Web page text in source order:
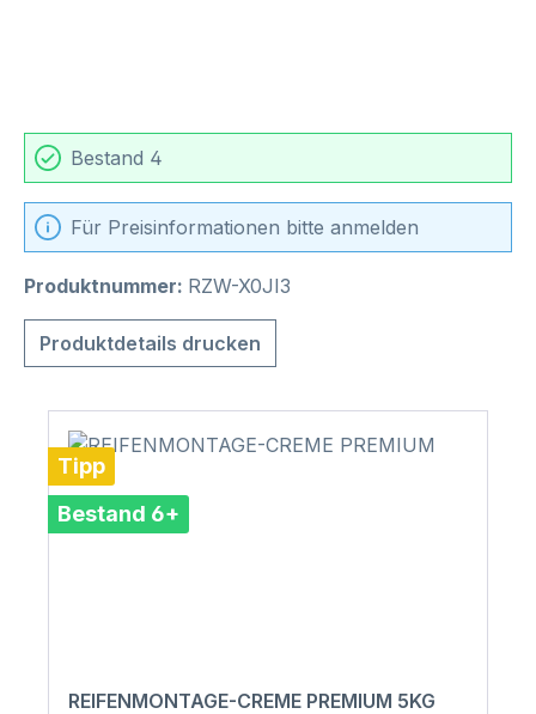
Bestand 4
Für Preisinformationen bitte anmelden
Produktnummer: RZW-X0JI3
Produktdetails drucken
Tipp
Bestand 6+
REIFENMONTAGE-CREME PREMIUM 5KG